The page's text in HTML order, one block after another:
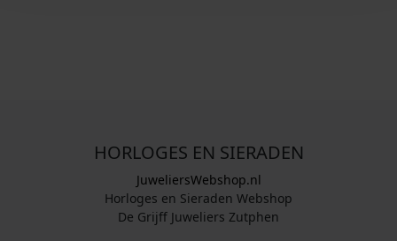
HORLOGES EN SIERADEN
JuweliersWebshop.nl
Horloges en Sieraden Webshop
De Grijff Juweliers Zutphen